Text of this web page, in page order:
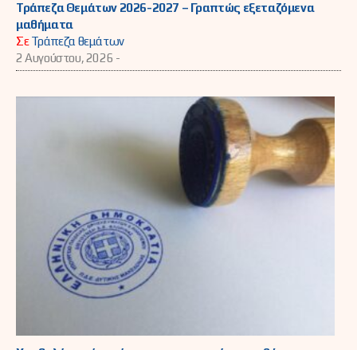
Τράπεζα Θεμάτων 2026-2027 – Γραπτώς εξεταζόμενα
μαθήματα
ΣεΤράπεζα θεμάτων
2 Αυγούστου, 2026 -